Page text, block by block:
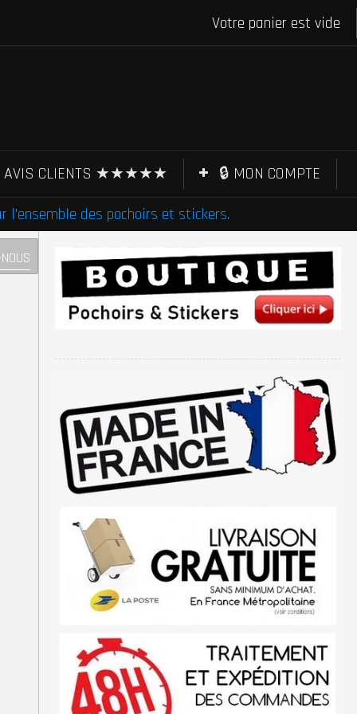
Votre panier est vide
AVIS CLIENTS ★★★★★
🔒 MON COMPTE
l'ensemble des pochoirs et stickers.